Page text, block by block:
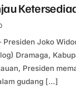
Joko
Dramaga,
Presiden
gudang […]